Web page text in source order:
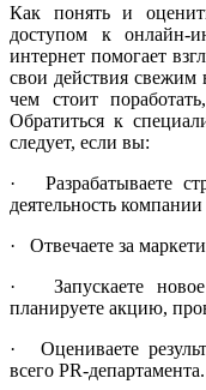
Как понять и
доступом к онлайн-
интернет помогает
свои действия свежим
чем стоит
Обратиться к
следует, если вы:
· Разрабатываете
деятельность
· Отвечаете за
· Запускаете новое
планируете акцию,
· Оцениваете
всего PR-департамента.